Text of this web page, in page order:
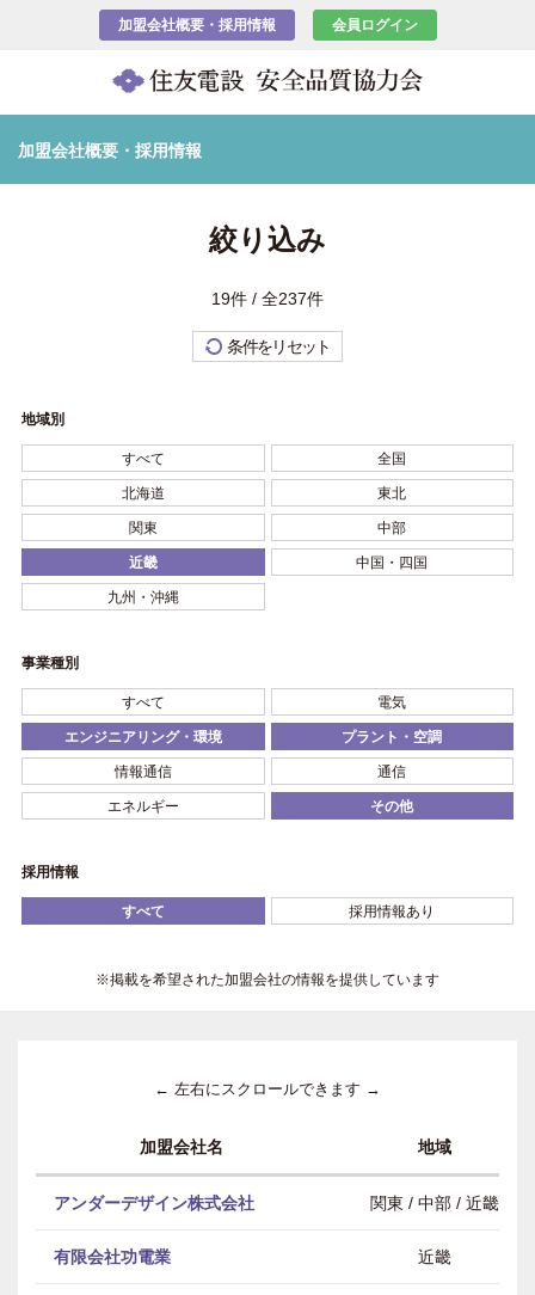
加盟会社概要・採用情報 会員ログイン
加盟会社概要・採用情報
絞り込み
19件 / 全237件
条件をリセット
地域別
すべて 全国
北海道 東北
関東 中部
近畿 中国・四国
九州・沖縄
事業種別
すべて 電気
エンジニアリング・環境 プラント・空調
情報通信 通信
エネルギー その他
採用情報
すべて 採用情報あり
※掲載を希望された加盟会社の情報を提供しています
← 左右にスクロールできます →
加盟会社名 地域
アンダーデザイン株式会社 関東 / 中部 / 近畿
有限会社功電業 近畿